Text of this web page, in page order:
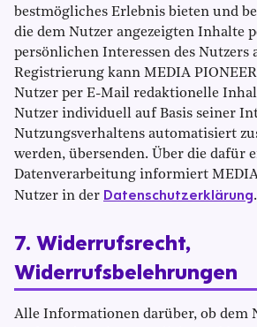
bestmögliches Erlebnis bieten und
die dem Nutzer angezeigten Inhalte
persönlichen Interessen des Nutzers
Registrierung kann MEDIA
Nutzer per E-Mail redaktionelle
Nutzer individuell auf Basis seiner
Nutzungsverhaltens automatisiert
werden, übersenden. Über die dafür
Datenverarbeitung informiert
Nutzer in der Datenschutzerklärung.
7. Widerrufsrecht,
Widerrufsbelehrungen
Alle Informationen darüber, ob dem